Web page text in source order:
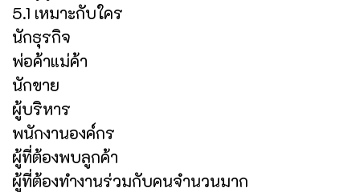
5.1 เหมาะกับใคร
นักธุรกิจ
พ่อค้าแม่ค้า
นักขาย
ผู้บริหาร
พนักงานองค์กร
ผู้ที่ต้องพบลูกค้า
ผู้ที่ต้องทำงานร่วมกับคนจำนวนมาก